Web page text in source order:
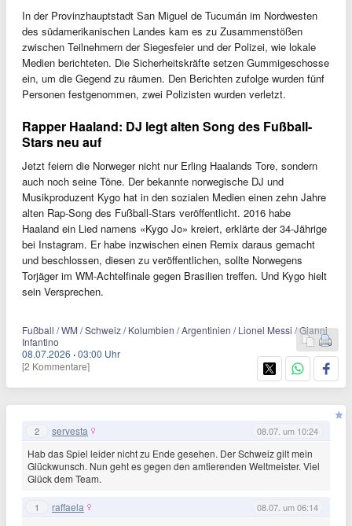
In der Provinzhauptstadt San Miguel de Tucumán im Nordwesten
des südamerikanischen Landes kam es zu Zusammenstößen
zwischen Teilnehmern der Siegesfeier und der Polizei, wie lokale
Medien berichteten. Die Sicherheitskräfte setzen Gummigeschosse
ein, um die Gegend zu räumen. Den Berichten zufolge wurden fünf
Personen festgenommen, zwei Polizisten wurden verletzt.
Rapper Haaland: DJ legt alten Song des Fußball-
Stars neu auf
Jetzt feiern die Norweger nicht nur Erling Haalands Tore, sondern
auch noch seine Töne. Der bekannte norwegische DJ und
Musikproduzent Kygo hat in den sozialen Medien einen zehn Jahre
alten Rap-Song des Fußball-Stars veröffentlicht. 2016 habe
Haaland ein Lied namens «Kygo Jo» kreiert, erklärte der 34-Jährige
bei Instagram. Er habe inzwischen einen Remix daraus gemacht
und beschlossen, diesen zu veröffentlichen, sollte Norwegens
Torjäger im WM-Achtelfinale gegen Brasilien treffen. Und Kygo hielt
sein Versprechen.
Fußball / WM / Schweiz / Kolumbien / Argentinien / Lionel Messi / Gianni
Infantino
08.07.2026 ·03:00 Uhr
[2 Kommentare]
2 servesta 08.07. um 10:24
Hab das Spiel leider nicht zu Ende gesehen. Der Schweiz gilt mein
Glückwunsch. Nun geht es gegen den amtierenden Weltmeister. Viel
Glück dem Team.
1 raffaela 08.07. um 06:14